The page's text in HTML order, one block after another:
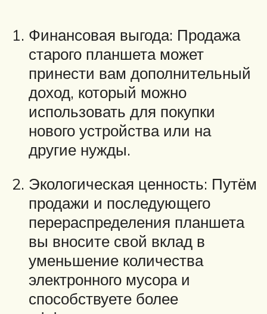
Финансовая выгода: Продажа
старого планшета может
принести вам дополнительный
доход, который можно
использовать для покупки
нового устройства или на
другие нужды.
Экологическая ценность: Путём
продажи и последующего
перераспределения планшета
вы вносите свой вклад в
уменьшение количества
электронного мусора и
способствуете более